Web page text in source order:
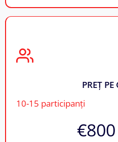
PREȚ PE
10-15 participanți